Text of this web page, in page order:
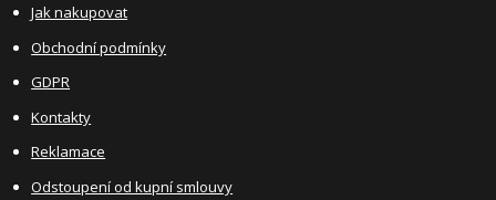
Jak nakupovat
Obchodní podmínky
GDPR
Kontakty
Reklamace
Odstoupení od kupní smlouvy